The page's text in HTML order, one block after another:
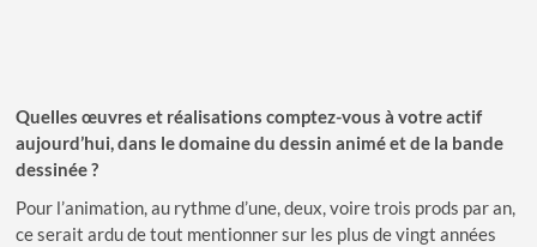
Quelles œuvres et réalisations comptez-vous à votre actif
aujourd’hui, dans le domaine du dessin animé et de la bande
dessinée ?
Pour l’animation, au rythme d’une, deux, voire trois prods par an,
ce serait ardu de tout mentionner sur les plus de vingt années